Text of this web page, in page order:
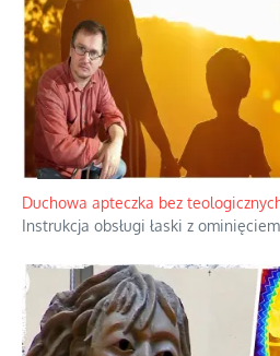
Duchowa apteczka bez
Instrukcja obsługi łaski z